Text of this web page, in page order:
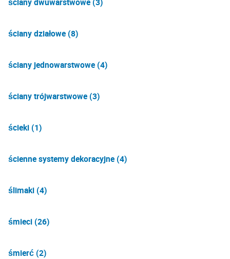
ściany działowe (8)
ściany jednowarstwowe (4)
ściany trójwarstwowe (3)
ścieki (1)
ścienne systemy dekoracyjne (4)
ślimaki (4)
śmieci (26)
śmierć (2)